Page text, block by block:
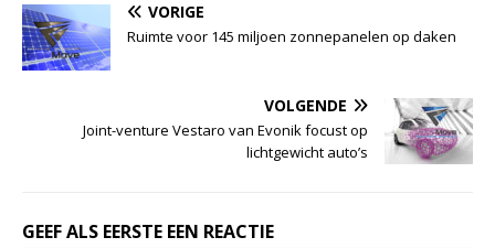
VORIGE
Ruimte voor 145 miljoen zonnepanelen op daken
VOLGENDE
Joint-venture Vestaro van Evonik focust op
lichtgewicht auto’s
GEEF ALS EERSTE EEN REACTIE